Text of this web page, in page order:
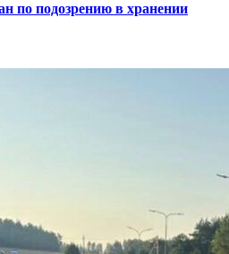
по подозрению в хранении